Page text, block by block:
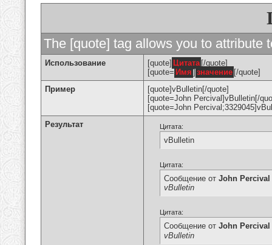
The [quote] tag allows you to attribute
Использование [quote] Цитата [/quote]
[quote= Имя ] значение [/quote]
Пример
[quote]vBulletin[/quote]
[quote=John Percival]vBulletin[/
[quote=John
Результат
Цитата:
vBulletin
Цитата:
Сообщение от John Percival
vBulletin
Цитата:
Сообщение от John Percival
vBulletin